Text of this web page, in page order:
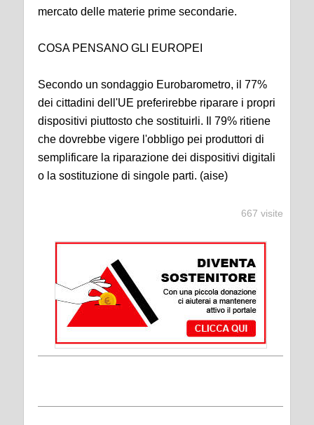
mercato delle materie prime secondarie.
COSA PENSANO GLI EUROPEI
Secondo un sondaggio Eurobarometro, il 77%
dei cittadini dell'UE preferirebbe riparare i propri
dispositivi piuttosto che sostituirli. Il 79% ritiene
che dovrebbe vigere l'obbligo pei produttori di
semplificare la riparazione dei dispositivi digitali
o la sostituzione di singole parti. (aise)
667 visite